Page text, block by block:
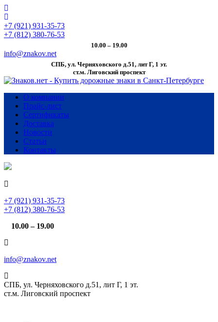
+7 (921) 931-35-73
+7 (812) 380-76-53
10.00 – 19.00
info@znakov.net
СПБ, ул. Черняховского д.51, лит Г, 1 эт.
cт.м. Лиговский проспект
О компании
Прайс-лист
Сертификаты
Доставка
Новости
Статьи
Контакты
+7 (921) 931-35-73
+7 (812) 380-76-53
10.00 – 19.00
info@znakov.net
СПБ, ул. Черняховского д.51, лит Г, 1 эт.
cт.м. Лиговский проспект